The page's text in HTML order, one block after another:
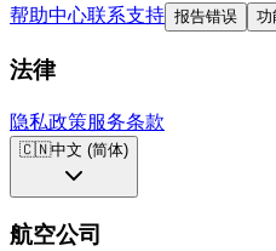
帮助中心联系支持 报告错误 功
法律
隐私政策服务条款
🇨🇳中文 (简体)
航空公司